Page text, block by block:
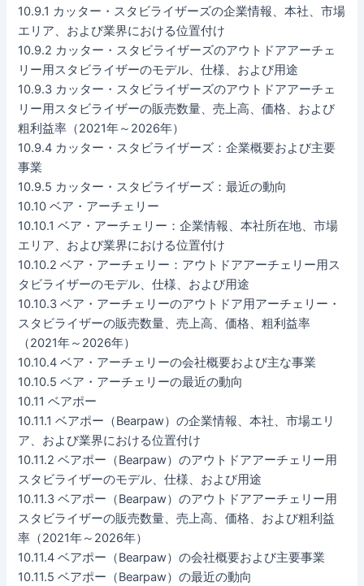
10.9.1 カッター・スタビライザーズの企業情報、本社、市場
エリア、および業界における位置付け
10.9.2 カッター・スタビライザーズのアウトドアアーチェ
リー用スタビライザーのモデル、仕様、および用途
10.9.3 カッター・スタビライザーズのアウトドアアーチェ
リー用スタビライザーの販売数量、売上高、価格、および
粗利益率（2021年～2026年）
10.9.4 カッター・スタビライザーズ：企業概要および主要
事業
10.9.5 カッター・スタビライザーズ：最近の動向
10.10 ベア・アーチェリー
10.10.1 ベア・アーチェリー：企業情報、本社所在地、市場
エリア、および業界における位置付け
10.10.2 ベア・アーチェリー：アウトドアアーチェリー用ス
タビライザーのモデル、仕様、および用途
10.10.3 ベア・アーチェリーのアウトドア用アーチェリー・
スタビライザーの販売数量、売上高、価格、粗利益率
（2021年～2026年）
10.10.4 ベア・アーチェリーの会社概要および主な事業
10.10.5 ベア・アーチェリーの最近の動向
10.11 ベアポー
10.11.1 ベアポー（Bearpaw）の企業情報、本社、市場エリ
ア、および業界における位置付け
10.11.2 ベアポー（Bearpaw）のアウトドアアーチェリー用
スタビライザーのモデル、仕様、および用途
10.11.3 ベアポー（Bearpaw）のアウトドアアーチェリー用
スタビライザーの販売数量、売上高、価格、および粗利益
率（2021年～2026年）
10.11.4 ベアポー（Bearpaw）の会社概要および主要事業
10.11.5 ベアポー（Bearpaw）の最近の動向